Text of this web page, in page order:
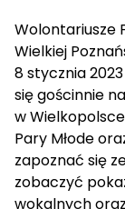
Wolontariusze
Wielkiej
8 stycznia
się gościnnie
w
Pary Młode
zapoznać się
zobaczyć
wokalnych